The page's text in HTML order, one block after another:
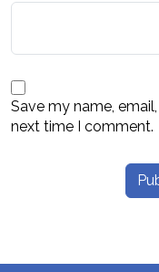
Save my name,
next time I comment.